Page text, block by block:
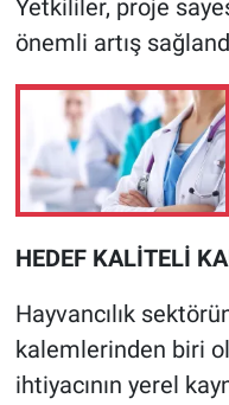
Yetkililer, proje
önemli artış
HEDEF KALİTELİ
Hayvancılık
kalemlerinden biri
ihtiyacının yerel